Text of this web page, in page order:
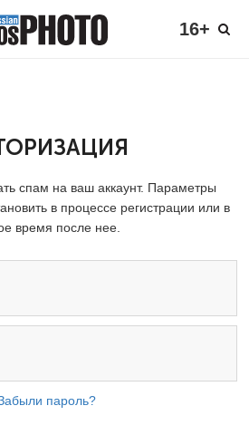
16+
спам на ваш аккаунт. Параметры
в процессе регистрации или в
время после нее.
пароль?